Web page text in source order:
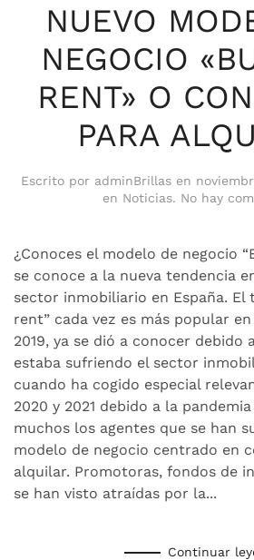
NUEVO
NEGOCIO
RENT» O
PARA
Escrito por adminBrillas en
en Noticias. No hay
¿Conoces el modelo de negocio
se conoce a la nueva tendencia
sector inmobiliario en España. El
rent” cada vez es más popular en
2019, ya se dió a conocer debido
estaba sufriendo el sector
cuando ha cogido especial
2020 y 2021 debido a la
muchos los agentes que se han
modelo de negocio centrado en
alquilar. Promotoras, fondos de
se han visto atraídas por la...
Continuar